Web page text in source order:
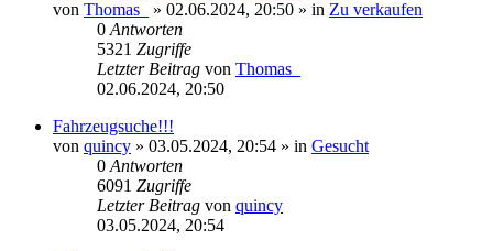
von Thomas_ » 02.06.2024, 20:50 » in Zu verkaufen
0 Antworten
5321 Zugriffe
Letzter Beitrag von Thomas_
02.06.2024, 20:50
Fahrzeugsuche!!!
von quincy » 03.05.2024, 20:54 » in Gesucht
0 Antworten
6091 Zugriffe
Letzter Beitrag von quincy
03.05.2024, 20:54